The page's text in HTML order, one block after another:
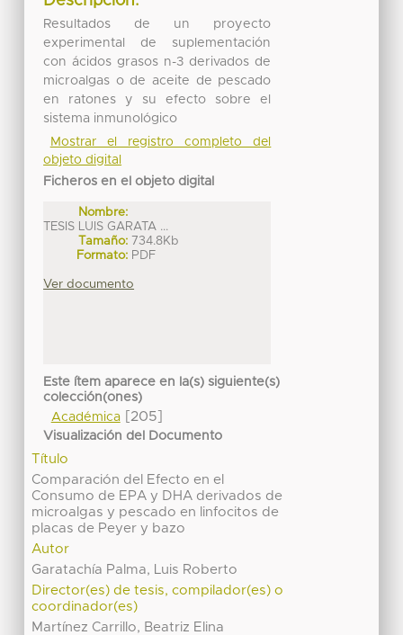
Resultados de un proyecto
experimental de suplementación
con ácidos grasos n-3 derivados de
microalgas o de aceite de pescado
en ratones y su efecto sobre el
sistema inmunológico
Mostrar el registro completo del
objeto digital
Ficheros en el objeto digital
Nombre:
TESIS LUIS GARATA ...
Tamaño: 734.8Kb
Formato: PDF
Ver documento
Este ítem aparece en la(s) siguiente(s)
colección(ones)
Académica[205]
Visualización del Documento
Título
Comparación del Efecto en el
Consumo de EPA y DHA derivados de
microalgas y pescado en linfocitos de
placas de Peyer y bazo
Autor
Garatachía Palma, Luis Roberto
Director(es) de tesis, compilador(es) o
coordinador(es)
Martínez Carrillo, Beatriz Elina